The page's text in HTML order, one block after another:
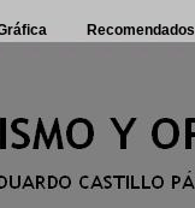
Recomendados